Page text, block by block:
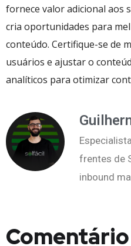
fornece valor adicional aos
cria oportunidades para
conteúdo. Certifique-se de
usuários e ajustar o
analíticos para otimizar
frentes de
inbound
Comentário